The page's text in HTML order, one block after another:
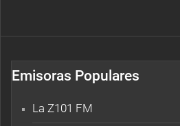
Emisoras Populares
La Z101 FM